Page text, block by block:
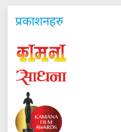
प्रकाशनहरु